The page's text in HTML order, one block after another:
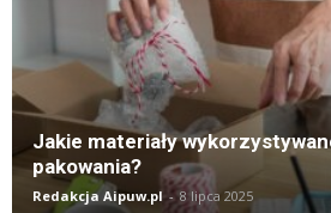
Jakie materiały
pakowania?
Redakcja Aipuw.pl - 8 lipca 2025